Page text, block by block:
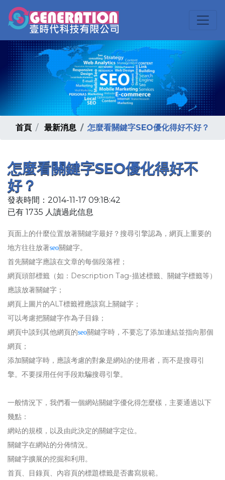
首頁 最新消息 怎麼看關鍵字SEO優化得好不好？
怎麼看關鍵字SEO優化得好不
好？
發表時間：2014-11-17 09:18:42
已有 1735 人讀過此信息
頁面上的什麼位置放著關鍵字最好？搜尋引擎認為，網頁上重要的
地方往往放著seo關鍵字。
首先關鍵字應該在文章的每個段落裡；
網頁頭部標籤（如：Description Tag-描述標籤、關鍵字標籤等）
應該放著關鍵字；
網頁上圖片的ALT標籤裡應該寫上關鍵字；
可以考慮把關鍵字作為子目錄；
網頁中談到其他網頁的seo關鍵字時，不要忘了添加連結並指向那個
網頁；
添加關鍵字時，應該考慮的對象是網站的使用者，而不是搜尋引
擎。不要採用任何手段欺騙搜尋引擎。
一般情況下，我們看一個網站關鍵字優化得怎麼樣，主要通過以下
幾點：
網站的規模，以及由此決定的關鍵字定位。
關鍵字在網站的分佈情況。
關鍵字擴展的挖掘和利用。
首頁、目錄頁、內容頁的標題標籤是否書寫規範。